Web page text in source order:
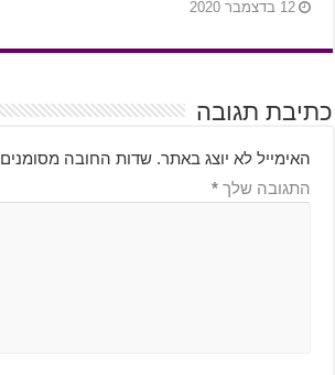
12 בדצמבר 2020
כתיבת תגובה
האימייל לא יוצג באתר. שדות החובה מסומנים
התגובה שלך *